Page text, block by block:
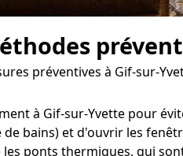
préventives à Gif-sur-
à Gif-sur-Yvette pour
bains) et d'ouvrir les
ponts thermiques, qui